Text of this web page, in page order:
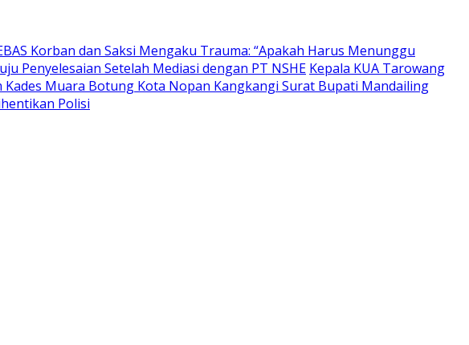
Korban dan Saksi Mengaku Trauma: “Apakah Harus Menunggu
Penyelesaian Setelah Mediasi dengan PT NSHE Kepala KUA Tarowang
Kades Muara Botung Kota Nopan Kangkangi Surat Bupati Mandailing
Polisi